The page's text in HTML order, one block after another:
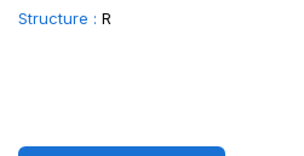
Structure : R